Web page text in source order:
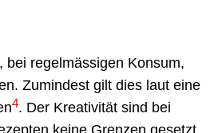
bei regelmässigen Konsum,
Zumindest gilt dies laut eine
4. Der Kreativität sind bei